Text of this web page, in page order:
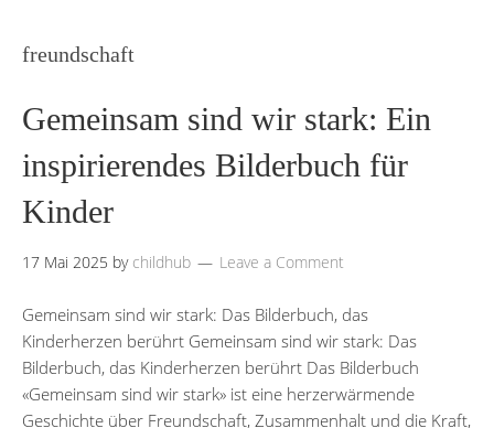
freundschaft
Gemeinsam sind wir stark: Ein
inspirierendes Bilderbuch für
Kinder
17 Mai 2025 by childhub Leave a Comment
Gemeinsam sind wir stark: Das Bilderbuch, das
Kinderherzen berührt Gemeinsam sind wir stark: Das
Bilderbuch, das Kinderherzen berührt Das Bilderbuch
«Gemeinsam sind wir stark» ist eine herzerwärmende
Geschichte über Freundschaft, Zusammenhalt und die Kraft,